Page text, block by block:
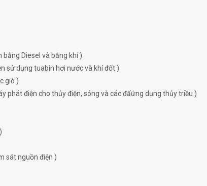
Diesel và bằng khí )
sử dụng tuabin hơi nước và khí đốt )
gió )
phát điện cho thủy điện, sóng và các đấứng dụng thủy triều )
sát nguồn điện )